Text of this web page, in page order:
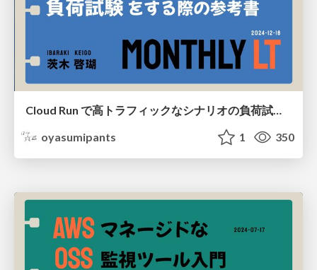
Cloud Run で高トラフィックなシナリオの負荷試験をする際の参考書
oyasumipants
1 350